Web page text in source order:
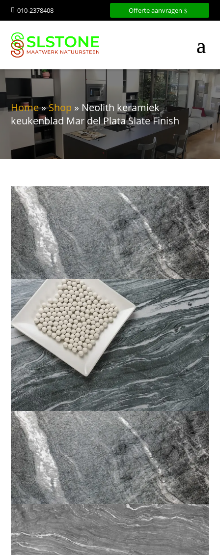
 010-2378408 Offerte aanvragen
Home»Shop » Neolith keramiek
keukenblad Mar del Plata Slate Finish